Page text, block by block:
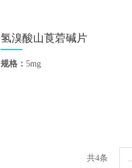
氢溴酸山莨菪碱片
规格： 5mg
共4条